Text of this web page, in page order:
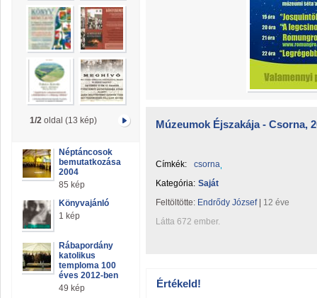
1/2oldal (13 kép)
Néptáncosok
bemutatkozása
2004
85 kép
Könyvajánló
1 kép
Rábapordány
katolikus
temploma 100
éves 2012-ben
49 kép
Múzeumok Éjszakája - Csorna,
Címkék:
csorna
Kategória: Saját
Feltöltötte: Endrődy József
12 éve
Látta 672 ember.
Értékeld!